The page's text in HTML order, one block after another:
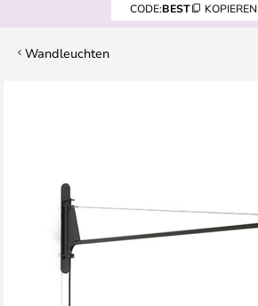
CODE:BEST KOPIEREN
Wandleuchten